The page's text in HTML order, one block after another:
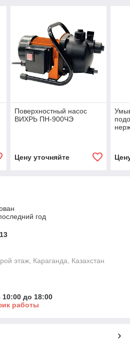
Поверхностный насос
ВИХРЬ ПН-900ЧЭ
Цену уточняйте
год
этаж, Караганда, Казахстан
10:00 до 18:00
работы